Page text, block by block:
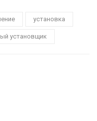
установка
установщик